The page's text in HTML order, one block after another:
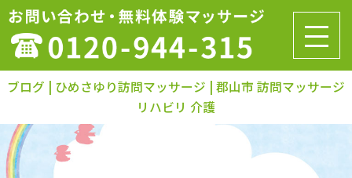
ブログ | ひめさゆり訪問マッサージ | 郡山市 訪問マッサージ
リハビリ 介護